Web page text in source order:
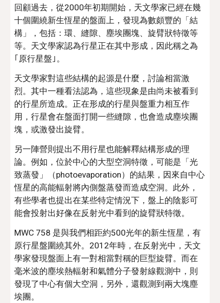
回顧過去，從2000年初期開始，天文學家已經在幾
十個圍繞新生恆星的盤面上，發現為數頗豐的「結
構」，包括：環、縫隙、塵埃團塊、旋臂狀特徵等
等。天文學家認為行星正在其中形成，因此稱之為
｢原行星盤｣。
天文學家對這些結構的起源是什麼，討論相當激
烈。其中一種看法認為，這些現象是由尚未被看到
的行星所造成。正在形成的行星與盤重力相互作
用，行星會在盤面打開一些縫隙，也會造成塵埃團
塊，或激發出旋臂。
另一陣營則提出不用行星也能解釋結構形成的理
論。例如，位於中心的大型空洞特徵，可能是「光
致蒸發」（photoevaporation）的結果，因來自中心
恆星的高能輻射將內側盤蒸發而造成空洞。此外，
有些學者也提出在某些特定情況下，盤上的陰影可
能會投射出好像在反射光中看到的旋臂狀特徵。
MWC 758 是與我們相距約500光年的新生恆星，有
原行星盤圍繞其外。2012年時，在反射光中，天文
學家發現盤面上有一對相當對稱的巨型旋臂。而在
毫米波的塵埃熱輻射和氣體分子發射線觀測中，則
發現了中心有個大空洞，另外，還觀測到兩大塊塵
埃團。